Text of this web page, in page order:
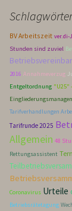
Schlagwörter
BV Arbeitszeit ver.di-
Stunden sind zuviel
2016 Annahmeverzug
Entgeltordnung "U25"
Tarifverhandlungen
Tarifrunde 2025
Allgemein 48
Rettungsassistent
Coronavirus Urteile
Betriebsrätetagung